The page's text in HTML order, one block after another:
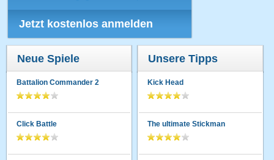
Jetzt kostenlos anmelden
Neue Spiele
Battalion Commander 2
Click Battle
Unsere Tipps
Kick Head
The ultimate Stickman